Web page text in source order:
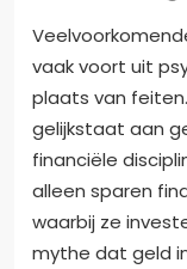
vaak voort uit
plaats van
gelijkstaat aan
financiële
alleen sparen
waarbij ze
mythe dat geld